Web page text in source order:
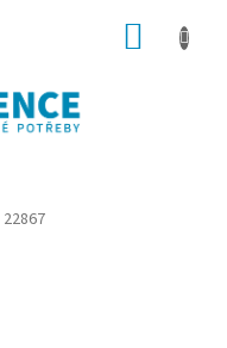
22867